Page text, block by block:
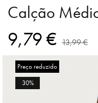
Calção
9,79 € 13,99 €
Preço reduzido
30%